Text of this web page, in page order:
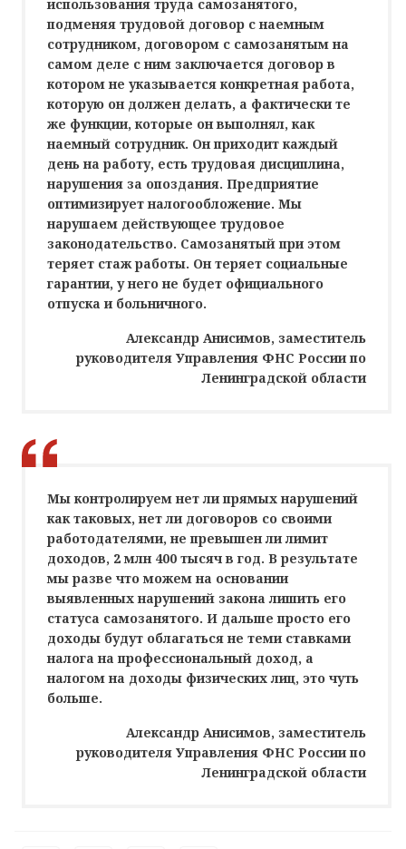
использования труда самозанятого,
подменяя трудовой договор с наемным
сотрудником, договором с самозанятым на
самом деле с ним заключается договор в
котором не указывается конкретная работа,
которую он должен делать, а фактически те
же функции, которые он выполнял, как
наемный сотрудник. Он приходит каждый
день на работу, есть трудовая дисциплина,
нарушения за опоздания. Предприятие
оптимизирует налогообложение. Мы
нарушаем действующее трудовое
законодательство. Самозанятый при этом
теряет стаж работы. Он теряет социальные
гарантии, у него не будет официального
отпуска и больничного.
Александр Анисимов, заместитель
руководителя Управления ФНС России по
Ленинградской области
Мы контролируем нет ли прямых нарушений
как таковых, нет ли договоров со своими
работодателями, не превышен ли лимит
доходов, 2 млн 400 тысяч в год. В результате
мы разве что можем на основании
выявленных нарушений закона лишить его
статуса самозанятого. И дальше просто его
доходы будут облагаться не теми ставками
налога на профессиональный доход, а
налогом на доходы физических лиц, это чуть
больше.
Александр Анисимов, заместитель
руководителя Управления ФНС России по
Ленинградской области